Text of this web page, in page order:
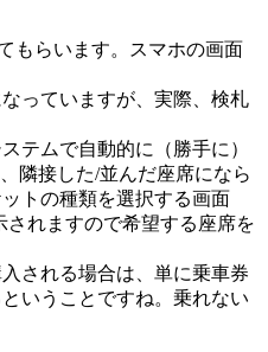
もらいます。スマホの画面
っていますが、実際、検札
テムで自動的に（勝手に）
隣接した/並んだ座席になら
トの種類を選択する画面
されますので希望する座席を
される場合は、単に乗車券
いうことですね。乗れない